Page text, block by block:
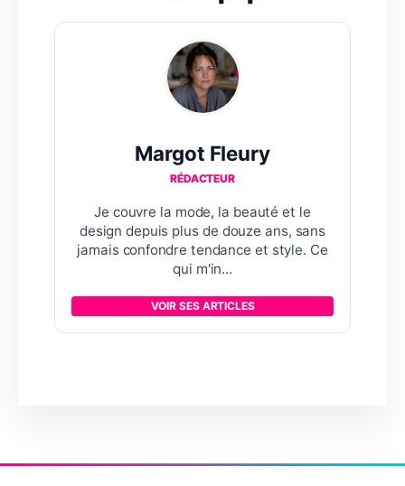
Margot Fleury
RÉDACTEUR
Je couvre la mode, la beauté et le
design depuis plus de douze ans, sans
jamais confondre tendance et style. Ce
qui m'in...
VOIR SES ARTICLES